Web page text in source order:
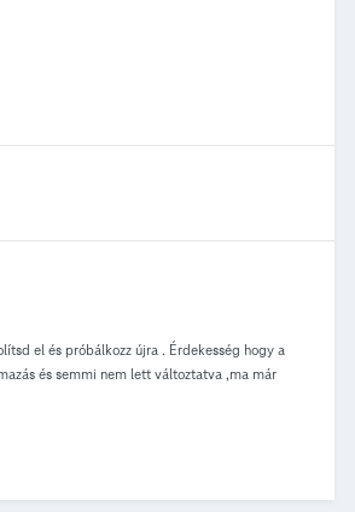
el és próbálkozz újra . Érdekesség hogy a
és semmi nem lett változtatva ,ma már